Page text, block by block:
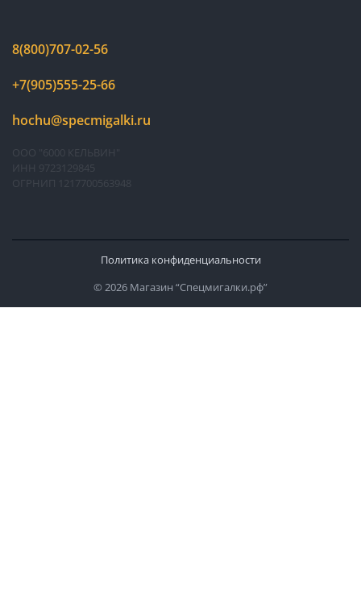
8(800)707-02-56
+7(905)555-25-66
hochu@specmigalki.ru
ООО "6000 КЕЛЬВИН"
ИНН 9723129845
ОГРНИП 1217700563948
Политика конфиденциальности
© 2026 Магазин “Спецмигалки.рф”